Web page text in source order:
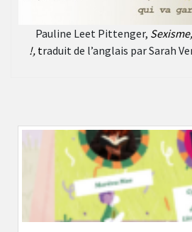
Pauline Leet Pittenger,
!, traduit de l’anglais par Sarah